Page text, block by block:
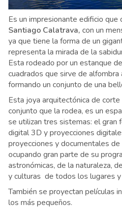
Es un impresionante edificio que
Santiago Calatrava, con un
ya que tiene la forma de un
representa la mirada de la
Esta rodeado por un estanque
cuadrados que sirve de
formando un conjunto de una
Esta joya arquitectónica de
conjunto que la rodea, es un
se utilizan tres sistemas: el gran
digital 3D y proyecciones
proyecciones y documentales
ocupando gran parte de su
astronómicas, de la naturaleza,
y culturas de todos los lugares
También se proyectan películas
los más pequeños.